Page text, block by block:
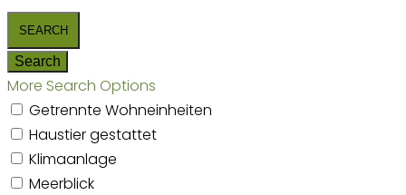
More Search Options
Getrennte Wohneinheiten
Haustier gestattet
Klimaanlage
Meerblick